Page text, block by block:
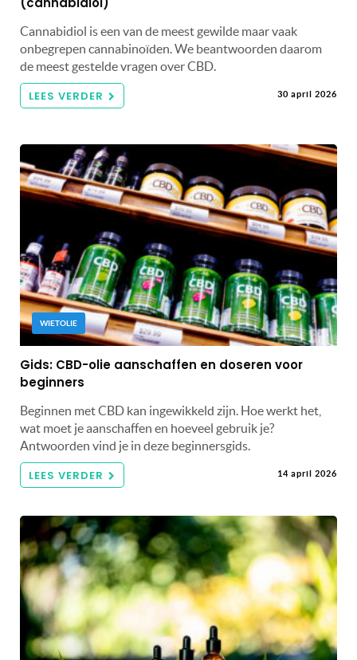
Cannabidiol is een van de meest gewilde maar vaak
onbegrepen cannabinoïden. We beantwoorden daarom
de meest gestelde vragen over CBD.
LEES VERDER 30 april 2026
WIETOLIE
Gids: CBD-olie aanschaffen en doseren voor
beginners
Beginnen met CBD kan ingewikkeld zijn. Hoe werkt het,
wat moet je aanschaffen en hoeveel gebruik je?
Antwoorden vind je in deze beginnersgids.
LEES VERDER 14 april 2026